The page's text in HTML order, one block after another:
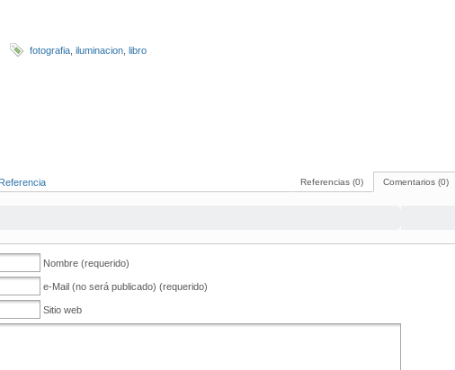
fotografia iluminacion libro
Comentarios (0)
Referencias (0)
Referencia
Nombre (requerido)
e-Mail (no será publicado) (requerido)
Sitio web